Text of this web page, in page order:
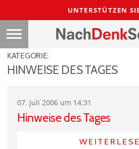
UNTERSTÜTZEN
KATEGORIE:
HINWEISE DES TAGES
07. Juli 2006 um 14:31
Hinweise des Tages